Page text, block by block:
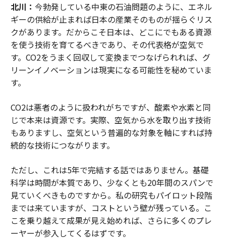
北川： 今勃発している中東の石油問題のように、エネル
ギーの供給が止まれば日本の産業そのものが揺らぐリス
クがあります。だからこそ日本は、どこにでもある資源
を使う技術を育てるべきであり、その代表格が空気で
す。CO2をうまく回収して変換までつなげられれば、グ
リーンイノベーションは現実になる可能性を秘めていま
す。
CO2は悪者のように扱われがちですが、酸素や水素と同
じで本来は資源です。実際、空気から水を取り出す技術
もありますし、空気という普遍的な対象を軸にすれば持
続的な技術につながります。
ただし、これは5年で完結する話ではありません。基礎
科学は時間が本質であり、少なくとも20年間のスパンで
見ていくべきものですから。私の研究もパイロット段階
までは来ていますが、コストという壁が残っている。こ
こを乗り越えて成果が見え始めれば、さらに多くのプレ
ーヤーが参入してくるはずです。